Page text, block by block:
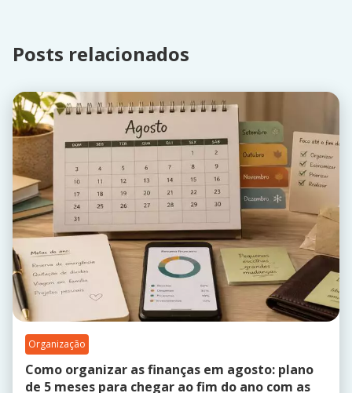
Posts relacionados
Organização
Como organizar as finanças em agosto: plano
de 5 meses para chegar ao fim do ano com as